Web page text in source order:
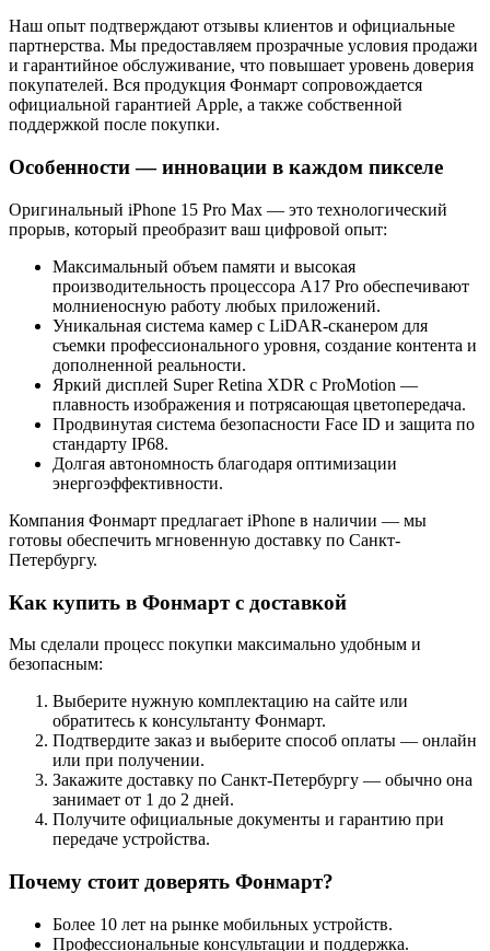
Наш опыт подтверждают отзывы клиентов и официальные
партнерства. Мы предоставляем прозрачные условия продажи
и гарантийное обслуживание, что повышает уровень доверия
покупателей. Вся продукция Фонмарт сопровождается
официальной гарантией Apple, а также собственной
поддержкой после покупки.
Особенности — инновации в каждом пикселе
Оригинальный iPhone 15 Pro Max — это технологический
прорыв, который преобразит ваш цифровой опыт:
Максимальный объем памяти и высокая
производительность процессора A17 Pro обеспечивают
молниеносную работу любых приложений.
Уникальная система камер с LiDAR-сканером для
съемки профессионального уровня, создание контента и
дополненной реальности.
Яркий дисплей Super Retina XDR с ProMotion —
плавность изображения и потрясающая цветопередача.
Продвинутая система безопасности Face ID и защита по
стандарту IP68.
Долгая автономность благодаря оптимизации
энергоэффективности.
Компания Фонмарт предлагает iPhone в наличии — мы
готовы обеспечить мгновенную доставку по Санкт-
Петербургу.
Как купить в Фонмарт с доставкой
Мы сделали процесс покупки максимально удобным и
безопасным:
Выберите нужную комплектацию на сайте или
обратитесь к консультанту Фонмарт.
Подтвердите заказ и выберите способ оплаты — онлайн
или при получении.
Закажите доставку по Санкт-Петербургу — обычно она
занимает от 1 до 2 дней.
Получите официальные документы и гарантию при
передаче устройства.
Почему стоит доверять Фонмарт?
Более 10 лет на рынке мобильных устройств.
Профессиональные консультации и поддержка.